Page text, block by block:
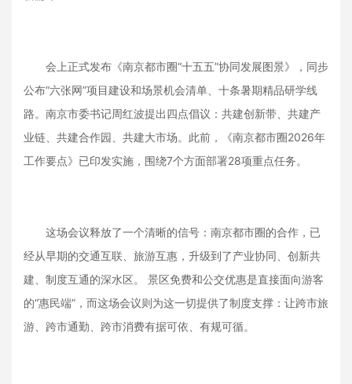
会上正式发布《南京都市圈“十五五”协同发展图景》，同步
公布“六张网”项目建设和场景机会清单、十条暑期精品研学线
路。南京市委书记周红波提出四点倡议：共建创新带、共建产
业链、共建合作园、共建大市场。此前，《南京都市圈2026年
工作要点》已印发实施，围绕7个方面部署28项重点任务。
这场会议释放了一个清晰的信号：南京都市圈的合作，已
经从早期的交通互联、旅游互惠，升级到了产业协同、创新共
建、制度互通的深水区。 景区免费和公交优惠是直接面向游客
的“惠民端”，而这场会议则为这一切提供了制度支撑：让跨市旅
游、跨市通勤、跨市消费有据可依、有规可循。